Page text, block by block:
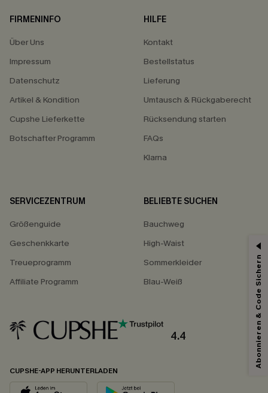
FIRMENINFO
Über Uns
Impressum
Datenschutz
Artikel & Kondition
Cupshe Lieferkette
Botschafter Programm
HILFE
Kontakt
Bestellstatus
Lieferung
Umtausch & Rückgaberecht
Rücksendung starten
FAQs
Klarna
SERVICEZENTRUM
Größenguide
Geschenkkarte
Treueprogramm
Affiliate Programm
BELIEBTE SUCHEN
Bauchweg
High-Waist
Sommerkleider
Blau-Weiß
4.4
CUPSHE-APP HERUNTERLADEN
Abonnieren & Code Sichern